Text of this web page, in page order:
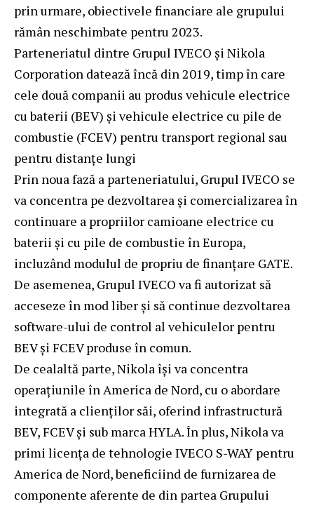
prin urmare, obiectivele financiare ale grupului
rămân neschimbate pentru 2023.
Parteneriatul dintre Grupul IVECO și Nikola
Corporation datează încă din 2019, timp în care
cele două companii au produs vehicule electrice
cu baterii (BEV) și vehicule electrice cu pile de
combustie (FCEV) pentru transport regional sau
pentru distanțe lungi
Prin noua fază a parteneriatului, Grupul IVECO se
va concentra pe dezvoltarea și comercializarea în
continuare a propriilor camioane electrice cu
baterii și cu pile de combustie în Europa,
incluzând modulul de propriu de finanțare GATE.
De asemenea, Grupul IVECO va fi autorizat să
acceseze în mod liber și să continue dezvoltarea
software-ului de control al vehiculelor pentru
BEV și FCEV produse în comun.
De cealaltă parte, Nikola își va concentra
operațiunile în America de Nord, cu o abordare
integrată a clienților săi, oferind infrastructură
BEV, FCEV și sub marca HYLA. În plus, Nikola va
primi licența de tehnologie IVECO S-WAY pentru
America de Nord, beneficiind de furnizarea de
componente aferente de din partea Grupului